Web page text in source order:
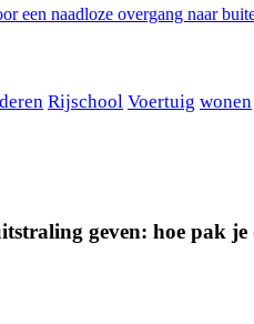
een naadloze overgang naar
Rijschool Voertuig wonen
geven: hoe pak